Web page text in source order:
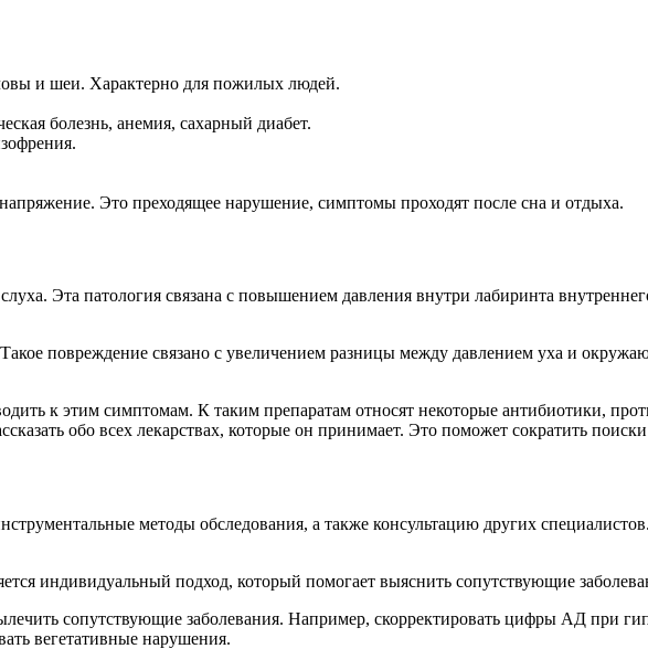
и шеи. Характерно для пожилых людей.
болезнь, анемия, сахарный диабет.
Это преходящее нарушение, симптомы проходят после сна и отдыха.
Эта патология связана с повышением давления внутри лабиринта
повреждение связано с увеличением разницы между давлением уха и
к этим симптомам. К таким препаратам относят некоторые антибиотики,
обо всех лекарствах, которые он принимает. Это поможет сократить
методы обследования, а также консультацию других
индивидуальный подход, который помогает выяснить сопутствующие
сопутствующие заболевания. Например, скорректировать цифры АД при
вегетативные нарушения.